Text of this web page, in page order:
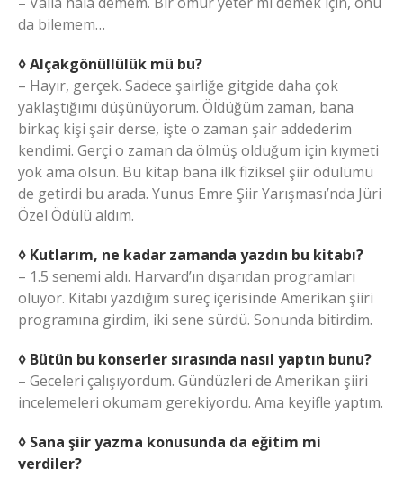
da bilemem…
◊ Alçakgönüllülük mü bu?
– Hayır, gerçek. Sadece şairliğe gitgide daha çok
yaklaştığımı düşünüyorum. Öldüğüm zaman, bana
birkaç kişi şair derse, işte o zaman şair addederim
kendimi. Gerçi o zaman da ölmüş olduğum için kıymeti
yok ama olsun. Bu kitap bana ilk fiziksel şiir ödülümü
de getirdi bu arada. Yunus Emre Şiir Yarışması’nda Jüri
Özel Ödülü aldım.
◊ Kutlarım, ne kadar zamanda yazdın bu kitabı?
– 1.5 senemi aldı. Harvard’ın dışarıdan programları
oluyor. Kitabı yazdığım süreç içerisinde Amerikan şiiri
programına girdim, iki sene sürdü. Sonunda bitirdim.
◊ Bütün bu konserler sırasında nasıl yaptın bunu?
– Geceleri çalışıyordum. Gündüzleri de Amerikan şiiri
incelemeleri okumam gerekiyordu. Ama keyifle yaptım.
◊ Sana şiir yazma konusunda da eğitim mi
verdiler?